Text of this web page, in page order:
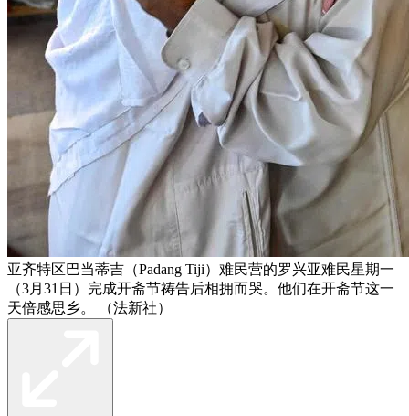
亚齐特区巴当蒂吉（Padang Tiji）难民营的罗兴亚难民星期一
（3月31日）完成开斋节祷告后相拥而哭。他们在开斋节这一
天倍感思乡。 （法新社）